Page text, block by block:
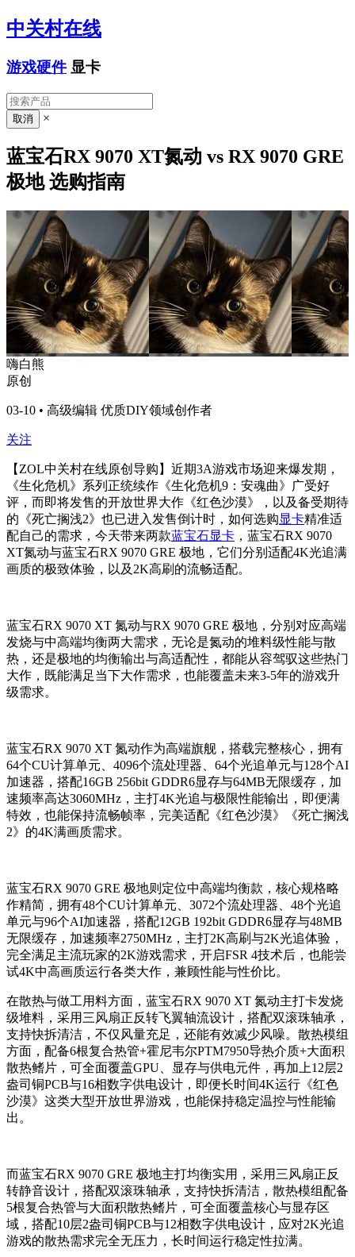
中关村在线
游戏硬件 显卡
×
蓝宝石RX 9070 XT氮动 vs RX 9070 GRE
极地 选购指南
嗨白熊
原创
03-10 • 高级编辑 优质DIY领域创作者
关注
【ZOL中关村在线原创导购】近期3A游戏市场迎来爆发期，
《生化危机》系列正统续作《生化危机9：安魂曲》广受好
评，而即将发售的开放世界大作《红色沙漠》，以及备受期待
的《死亡搁浅2》也已进入发售倒计时，如何选购显卡精准适
配自己的需求，今天带来两款蓝宝石显卡 ，蓝宝石RX 9070
XT氮动与蓝宝石RX 9070 GRE 极地，它们分别适配4K光追满
画质的极致体验，以及2K高刷的流畅适配。
蓝宝石RX 9070 XT 氮动与RX 9070 GRE 极地，分别对应高端
发烧与中高端均衡两大需求，无论是氮动的堆料级性能与散
热，还是极地的均衡输出与高适配性，都能从容驾驭这些热门
大作，既能满足当下大作需求，也能覆盖未来3-5年的游戏升
级需求。
蓝宝石RX 9070 XT 氮动作为高端旗舰，搭载完整核心，拥有
64个CU计算单元、4096个流处理器、64个光追单元与128个AI
加速器，搭配16GB 256bit GDDR6显存与64MB无限缓存，加
速频率高达3060MHz，主打4K光追与极限性能输出，即便满
特效，也能保持流畅帧率，完美适配《红色沙漠》《死亡搁浅
2》的4K满画质需求。
蓝宝石RX 9070 GRE 极地则定位中高端均衡款，核心规格略
作精简，拥有48个CU计算单元、3072个流处理器、48个光追
单元与96个AI加速器，搭配12GB 192bit GDDR6显存与48MB
无限缓存，加速频率2750MHz，主打2K高刷与2K光追体验，
完全满足主流玩家的2K游戏需求，开启FSR 4技术后，也能尝
试4K中高画质运行各类大作，兼顾性能与性价比。
在散热与做工用料方面，蓝宝石RX 9070 XT 氮动主打卡发烧
级堆料，采用三风扇正反转飞翼轴流设计，搭配双滚珠轴承，
支持快拆清洁，不仅风量充足，还能有效减少风噪。散热模组
方面，配备6根复合热管+霍尼韦尔PTM7950导热介质+大面积
散热鳍片，可全面覆盖GPU、显存与供电元件，再加上12层2
盎司铜PCB与16相数字供电设计，即便长时间4K运行《红色
沙漠》这类大型开放世界游戏，也能保持稳定温控与性能输
出。
而蓝宝石RX 9070 GRE 极地主打均衡实用，采用三风扇正反
转静音设计，搭配双滚珠轴承，支持快拆清洁，散热模组配备
5根复合热管与大面积散热鳍片，可全面覆盖核心与显存区
域，搭配10层2盎司铜PCB与12相数字供电设计，应对2K光追
游戏的散热需求完全无压力，长时间运行稳定性拉满。